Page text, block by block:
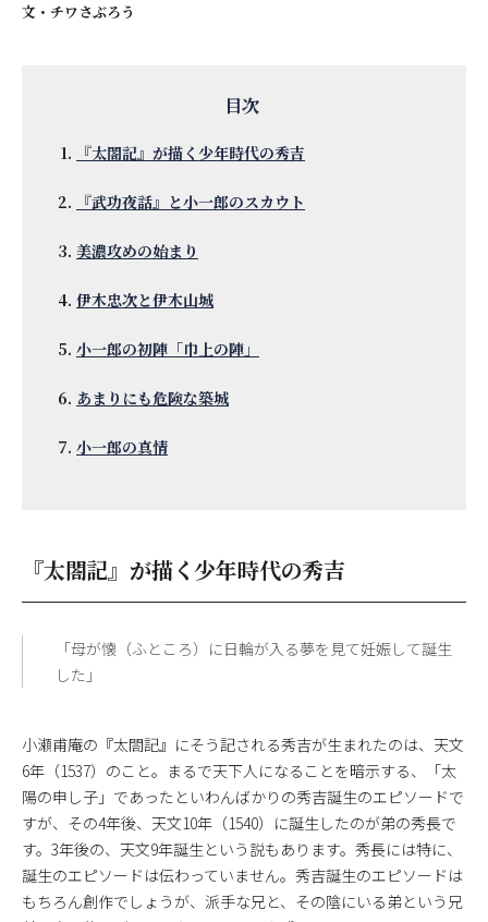
文・ チワさぶろう
『太閤記』が描く少年時代の秀吉
『武功夜話』と小一郎のスカウト
美濃攻めの始まり
伊木忠次と伊木山城
小一郎の初陣「巾上の陣」
あまりにも危険な築城
小一郎の真情
『太閤記』が描く少年時代の秀吉
「母が懐（ふところ）に日輪が入る夢を見て妊娠して誕生
した」
小瀬甫庵の『太閤記』にそう記される秀吉が生まれたのは、天文
6年（1537）のこと。まるで天下人になることを暗示する、「太
陽の申し子」であったといわんばかりの秀吉誕生のエピソードで
すが、その4年後、天文10年（1540）に誕生したのが弟の秀長で
す。3年後の、天文9年誕生という説もあります。秀長には特に、
誕生のエピソードは伝わっていません。秀吉誕生のエピソードは
もちろん創作でしょうが、派手な兄と、その陰にいる弟という兄